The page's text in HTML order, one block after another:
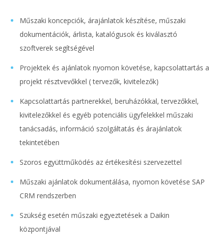
Műszaki koncepciók, árajánlatok készítése, műszaki
dokumentációk, árlista, katalógusok és kiválasztó
szoftverek segítségével
Projektek és ajánlatok nyomon követése, kapcsolattartás a
projekt résztvevőkkel ( tervezők, kivitelezők)
Kapcsolattartás partnerekkel, beruházókkal, tervezőkkel,
kivitelezőkkel és egyéb potenciális ügyfelekkel műszaki
tanácsadás, információ szolgáltatás és árajánlatok
tekintetében
Szoros együttműködés az értékesítési szervezettel
Műszaki ajánlatok dokumentálása, nyomon követése SAP
CRM rendszerben
Szükség esetén műszaki egyeztetések a Daikin
központjával